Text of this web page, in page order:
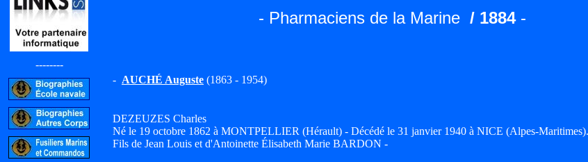
--------
- Pharmaciens de la Marine/ 1884-
- AUCHÉ Auguste (1863 - 1954)
DEZEUZES Charles
Né le 19 octobre 1862 à MONTPELLIER (Hérault) - Décédé le 31 janvier 1940 à NICE (Alpes-Maritimes).
Fils de Jean Louis et d'Antoinette Élisabeth Marie BARDON -